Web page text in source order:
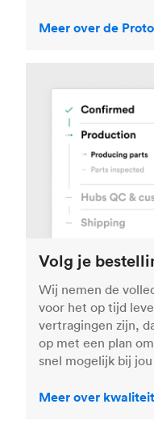
Meer over de
Volg je
Wij nemen de
voor het op tijd
vertragingen zijn,
op met een plan
snel mogelijk bij
Meer over